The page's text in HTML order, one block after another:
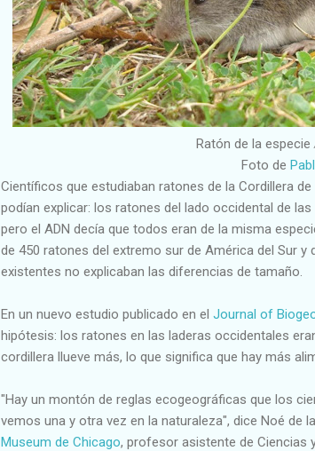
Ratón de la especie
Foto de
Científicos que estudiaban ratones de la Cordillera
podían explicar: los ratones del lado occidental de
pero el ADN decía que todos eran de la misma
de 450 ratones del extremo sur de América del Sur y
existentes no explicaban las diferencias de tamaño.
En un nuevo estudio publicado en el Journal of
hipótesis: los ratones en las laderas occidentales
cordillera llueve más, lo que significa que hay más
"Hay un montón de reglas ecogeográficas que los
vemos una y otra vez en la naturaleza", dice Noé de
Museum de Chicago, profesor asistente de Ciencias